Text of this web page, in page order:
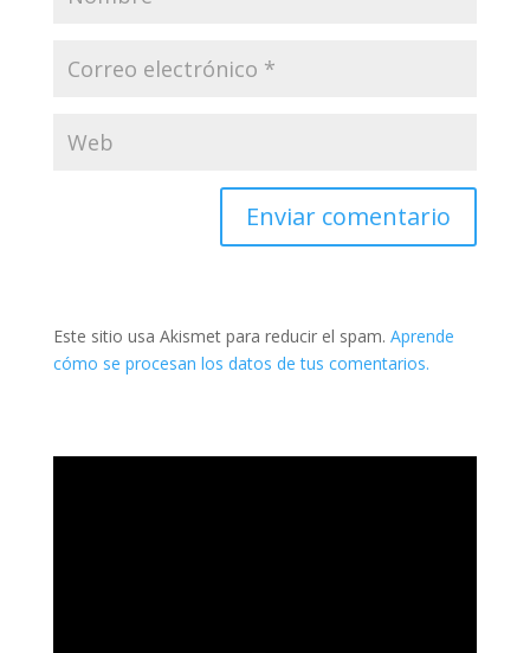
Este sitio usa Akismet para reducir el spam. Aprende
cómo se procesan los datos de tus comentarios.